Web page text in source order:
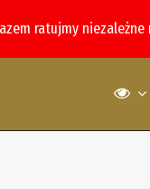
ratujmy